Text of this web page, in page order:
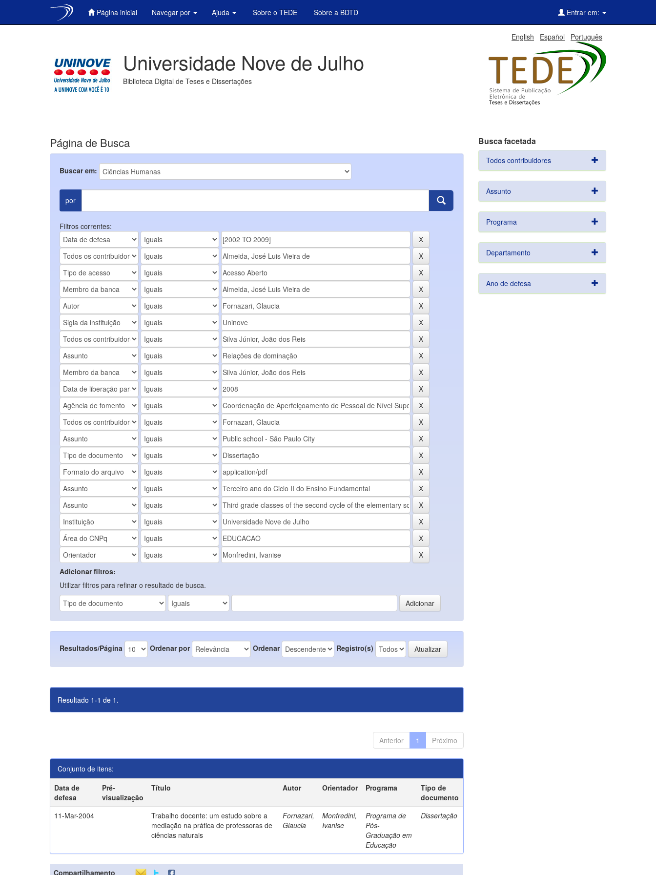
Página inicial Navegar por Ajuda Sobre o TEDE Sobre a BDTD Entrar em:
English Español Português
Universidade Nove de Julho
Biblioteca Digital de Teses e Dissertações
Página de Busca
Buscar em:
por
Filtros correntes:
Adicionar filtros:
Utilizar filtros para refinar o resultado de busca.
Resultados/Página Ordenar por Ordenar Registro(s)
Resultado 1-1 de 1.
Anterior 1 Próximo
Conjunto de itens:
Data de
defesa
Pré-
visualização
Título Autor Orientador Programa
Tipo de
documento
11-Mar-2004
Trabalho docente: um estudo sobre a
mediação na prática de professoras de
ciências naturais
Fornazari,
Glaucia
Monfredini,
Ivanise
Programa de
Pós-
Graduação em
Educação
Dissertação
Compartilhamento
Busca facetada
Todos contribuidores
Assunto
Programa
Departamento
Ano de defesa